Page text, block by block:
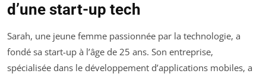
d’une start-up tech
Sarah, une jeune femme passionnée par la technologie, a
fondé sa start-up à l’âge de 25 ans. Son entreprise,
spécialisée dans le développement d’applications mobiles, a